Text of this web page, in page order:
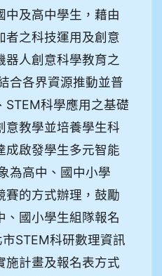
中及高中學生，藉由
者之科技運用及創意
器人創意科學教育之
合各界資源推動並普
STEM科學應用之基礎
意教學並培養學生科
成啟發學生多元智能
為高中、國中小學
賽的方式辦理，鼓勵
、國小學生組隊報名
STEM科研數理資訊
施計畫及報名表方式